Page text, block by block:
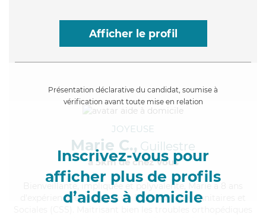
Afficher le profil
Présentation déclarative du candidat, soumise à
vérification avant toute mise en relation
Inscrivez-vous pour
afficher plus de profils
d’aides à domicile
JOYEUSE
Marie C., Guillestre
à 5km de chez Vous
, impliquée et polyvalente, Marie a 8 ans
d'expérience et possède un BEP Carrières Sanitaires et